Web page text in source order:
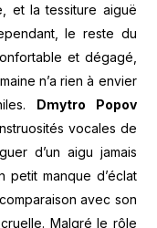
et la tessiture aiguë
le reste du
et dégagé,
n’a rien à envier
Dmytro Popov
vocales de
d’un aigu jamais
petit manque d’éclat
avec son
cruelle. Malgré le rôle